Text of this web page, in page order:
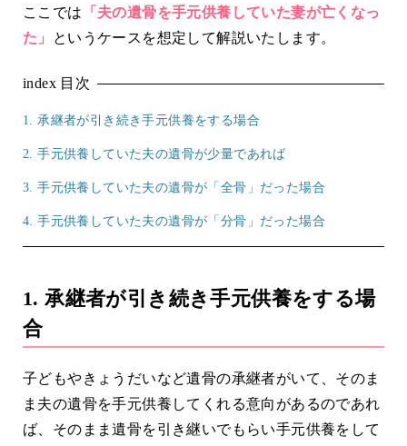
ここでは 「夫の遺骨を手元供養していた妻が亡くなっ
た」
というケースを想定して解説いたします。
index 目次
1. 承継者が引き続き手元供養をする場合
2. 手元供養していた夫の遺骨が少量であれば
3. 手元供養していた夫の遺骨が「全骨」だった場合
4. 手元供養していた夫の遺骨が「分骨」だった場合
1. 承継者が引き続き手元供養をする場
合
子どもやきょうだいなど遺骨の承継者がいて、そのま
ま夫の遺骨を手元供養してくれる意向があるのであれ
ば、そのまま遺骨を引き継いでもらい手元供養をして